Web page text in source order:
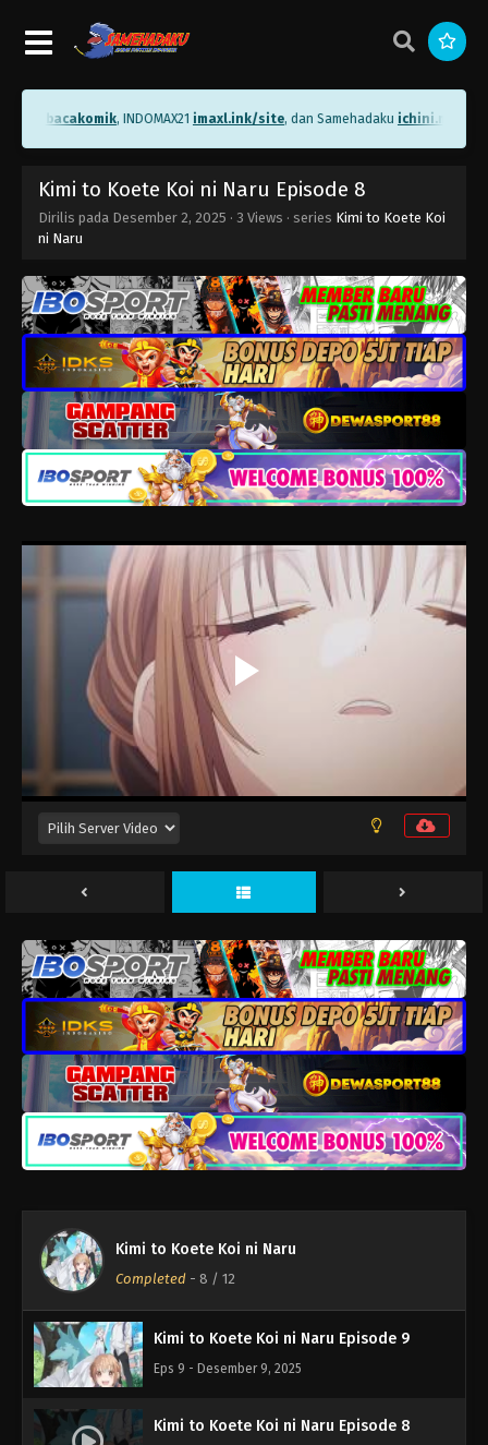
bacakomik, INDOMAX21imaxl.ink/site, dan Samehadakuichini.me/
Kimi to Koete Koi ni Naru Episode 8
Dirilis pada Desember 2, 2025 · 3 Views · series Kimi to Koete Koi
ni Naru
Kimi to Koete Koi ni Naru
Completed - 8 / 12
Kimi to Koete Koi ni Naru Episode 12
Eps 12 - Desember 30, 2025
Kimi to Koete Koi ni Naru Episode 11
Kimi to Koete Koi ni Naru Episode 10
Eps 10 - Desember 16, 2025
Kimi to Koete Koi ni Naru Episode 9
Eps 9 - Desember 9, 2025
Kimi to Koete Koi ni Naru Episode 8